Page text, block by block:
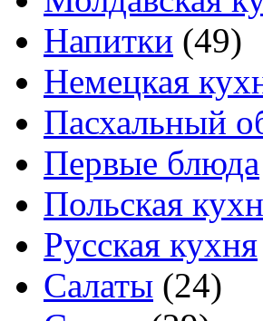
Напитки (49)
Немецкая
Пасхальный
Первые блюда
Польская
Русская кухня
Салаты (24)